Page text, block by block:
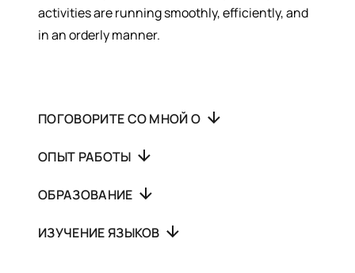
activities are running smoothly, efficiently, and
in an orderly manner.
ПОГОВОРИТЕ СО МНОЙ О
ОПЫТ РАБОТЫ
ОБРАЗОВАНИЕ
ИЗУЧЕНИЕ ЯЗЫКОВ